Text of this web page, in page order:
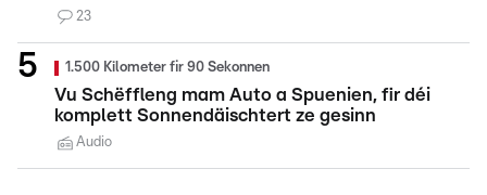
23
1.500 Kilometer fir 90 Sekonnen
Vu Schëffleng mam Auto a Spuenien, fir déi
komplett Sonnendäischtert ze gesinn
Audio